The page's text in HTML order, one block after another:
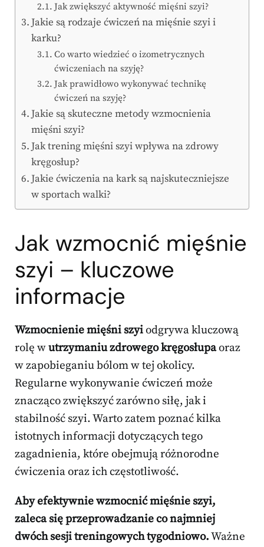
Jak zwiększyć aktywność mięśni szyi?
Jakie są rodzaje ćwiczeń na mięśnie szyi i
karku?
Co warto wiedzieć o izometrycznych
ćwiczeniach na szyję?
Jak prawidłowo wykonywać technikę
ćwiczeń na szyję?
Jakie są skuteczne metody wzmocnienia
mięśni szyi?
Jak trening mięśni szyi wpływa na zdrowy
kręgosłup?
Jakie ćwiczenia na kark są najskuteczniejsze
w sportach walki?
Jak wzmocnić mięśnie
szyi – kluczowe
informacje
Wzmocnienie mięśni szyiodgrywa kluczową
rolę wutrzymaniu zdrowego kręgosłupaoraz
w zapobieganiu bólom w tej okolicy.
Regularne wykonywanie ćwiczeń może
znacząco zwiększyć zarówno siłę, jak i
stabilność szyi. Warto zatem poznać kilka
istotnych informacji dotyczących tego
zagadnienia, które obejmują różnorodne
ćwiczenia oraz ich częstotliwość.
Aby efektywnie wzmocnić mięśnie szyi,
zaleca się przeprowadzanie co najmniej
dwóch sesji treningowych tygodniowo.Ważne